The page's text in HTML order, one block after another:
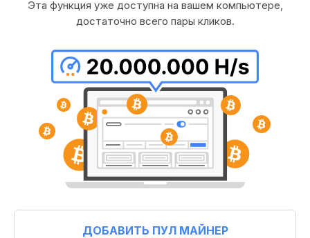
Эта функция уже доступна на вашем компьютере,
достаточно всего пары кликов.
ДОБАВИТЬ ПУЛ МАЙНЕР